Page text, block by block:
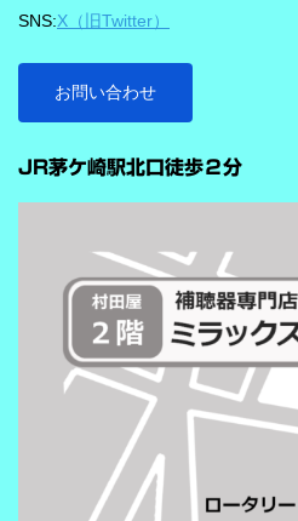
ビビアの注目機能の一つが「イン
ストをつけることで、より聞き取り
雑音抑制機能です。※9クラスのみ
が“周囲の音を全部
SNS:X（旧Twitter）
お問い合わせ
JR茅ケ崎駅北口徒歩２分